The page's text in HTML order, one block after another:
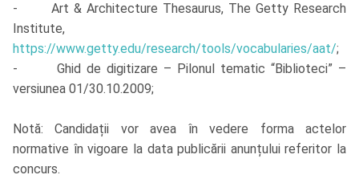
- Art & Architecture Thesaurus, The Getty Research
Institute,
https://www.getty.edu/research/tools/vocabularies/aat/;
- Ghid de digitizare – Pilonul tematic “Biblioteci” –
versiunea 01/30.10.2009;
Notă: Candidații vor avea în vedere forma actelor
normative în vigoare la data publicării anunțului referitor la
concurs.